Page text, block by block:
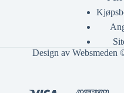
Design av Websmeden